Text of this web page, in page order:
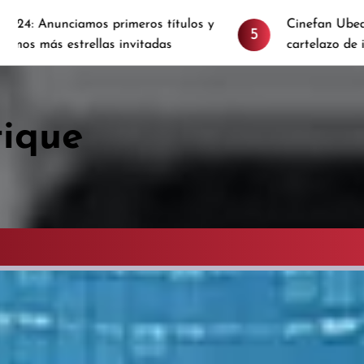
primeros títulos y
invitadas
5
Cinefan Ubeda se celebra
cartelazo de invitados